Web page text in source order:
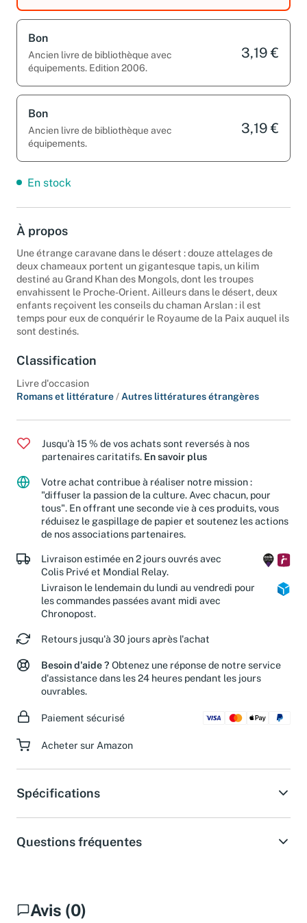
Bon
Ancien livre de bibliothèque avec
équipements. Edition 2006.
3,19 €
Bon
Ancien livre de bibliothèque avec
équipements.
3,19 €
En stock
À propos
Une étrange caravane dans le désert : douze attelages de
deux chameaux portent un gigantesque tapis, un kilim
destiné au Grand Khan des Mongols, dont les troupes
envahissent le Proche-Orient. Ailleurs dans le désert, deux
enfants reçoivent les conseils du chaman Arslan : il est
temps pour eux de conquérir le Royaume de la Paix auquel ils
sont destinés.
Classification
Livre d'occasion
Romans et littérature / Autres littératures étrangères
Jusqu'à 15 % de vos achats sont reversés à nos
partenaires caritatifs. En savoir plus
Votre achat contribue à réaliser notre mission :
"diffuser la passion de la culture. Avec chacun, pour
tous". En offrant une seconde vie à ces produits, vous
réduisez le gaspillage de papier et soutenez les actions
de nos associations partenaires.
Livraison estimée en 2 jours ouvrés avec
Colis Privé et Mondial Relay.
Livraison le lendemain du lundi au vendredi pour
les commandes passées avant midi avec
Chronopost.
Retours jusqu'à 30 jours après l'achat
Besoin d'aide ? Obtenez une réponse de notre service
d'assistance dans les 24 heures pendant les jours
ouvrables.
Paiement sécurisé
Acheter sur Amazon
Spécifications
Questions fréquentes
Avis (0)